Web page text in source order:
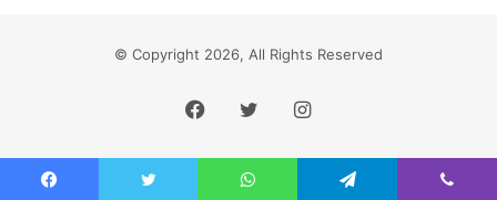
© Copyright 2026, All Rights Reserved
Facebook
TwitterInstagram